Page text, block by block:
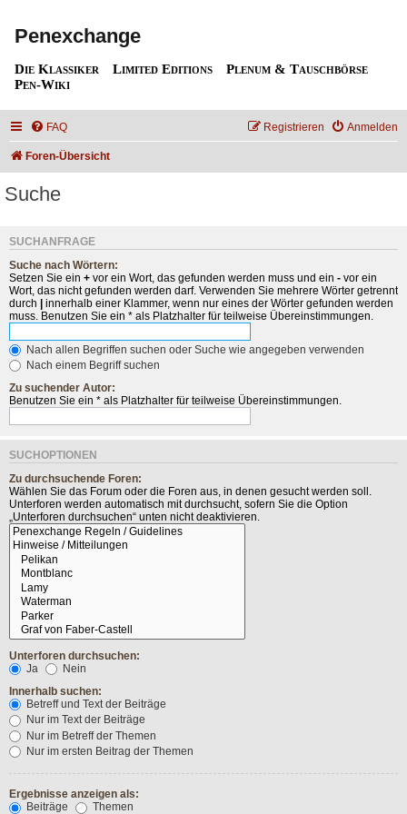
Penexchange
Die Klassiker Limited Editions
Plenum & Tauschbörse
Pen-Wiki
FAQ Anmelden
Registrieren
Foren-Übersicht
Suche
SUCHANFRAGE
Suche nach Wörtern:
Setzen Sie ein + vor ein Wort, das gefunden werden muss und ein - vor ein
Wort, das nicht gefunden werden darf. Verwenden Sie mehrere Wörter getrennt
durch | innerhalb einer Klammer, wenn nur eines der Wörter gefunden werden
muss. Benutzen Sie ein * als Platzhalter für teilweise Übereinstimmungen.
Nach allen Begriffen suchen oder Suche wie angegeben verwenden
Nach einem Begriff suchen
Zu suchender Autor:
Benutzen Sie ein * als Platzhalter für teilweise Übereinstimmungen.
SUCHOPTIONEN
Zu durchsuchende Foren:
Wählen Sie das Forum oder die Foren aus, in denen gesucht werden soll.
Unterforen werden automatisch mit durchsucht, sofern Sie die Option
„Unterforen durchsuchen“ unten nicht deaktivieren.
Unterforen durchsuchen:
Ja
Nein
Innerhalb suchen:
Betreff und Text der Beiträge
Nur im Text der Beiträge
Nur im Betreff der Themen
Nur im ersten Beitrag der Themen
Ergebnisse anzeigen als:
Beiträge
Themen